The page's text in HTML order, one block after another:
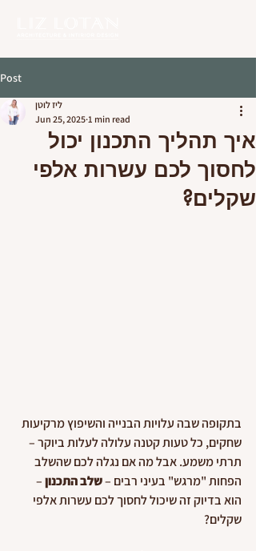
Post
איך תהליך התכנון יכול
לחסוך לכם עשרות אלפי
שקלים?
ליז לוטן
Jun 25, 2025 1 min read
בתקופה שבה עלויות הבנייה והשיפוץ מרקיעות
שחקים, כל טעות קטנה עלולה לעלות ביוקר –
תרתי משמע. אבל מה אם נגלה לכם שהשלב
הפחות "מרגש" בעיני רבים – שלב התכנון –
הוא בדיוק זה שיכול לחסוך לכם עשרות אלפי
שקלים?